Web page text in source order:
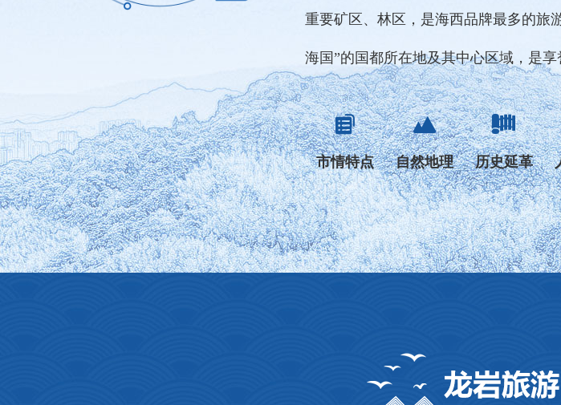
重要矿区、林区，是海西品牌最多的旅
海国”的国都所在地及其中心区域，是

市情特点

自然地理

历史延革